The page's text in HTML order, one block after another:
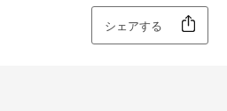
シェアする